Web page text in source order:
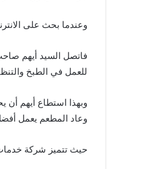
وعندما بحث على
للعمل في الطبخ
وبهذا استطاع أيهم
وعاد المطعم يعمل
حيث تتميز شركة خدمات